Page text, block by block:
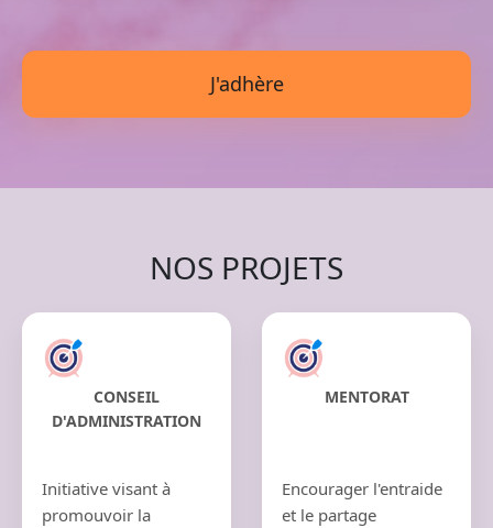
J'adhère
NOS PROJETS
CONSEIL
D'ADMINISTRATION
Initiative visant à
promouvoir la
MENTORAT
Encourager l'entraide
et le partage